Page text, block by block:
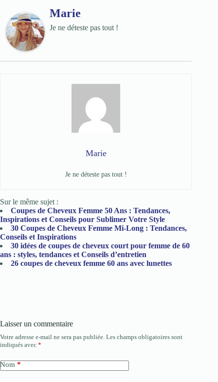
Marie
Je ne déteste pas tout !
Marie
Je ne déteste pas tout !
Sur le même sujet :
Coupes de Cheveux Femme 50 Ans : Tendances,
Inspirations et Conseils pour Sublimer Votre Style
30 Coupes de Cheveux Femme Mi-Long : Tendances,
Conseils et Inspirations
30 idées de coupes de cheveux court pour femme de 60
ans : styles, tendances et Conseils d’entretien
26 coupes de cheveux femme 60 ans avec lunettes
Laisser un commentaire
Votre adresse e-mail ne sera pas publiée. Les champs obligatoires sont
indiqués avec *
Nom *